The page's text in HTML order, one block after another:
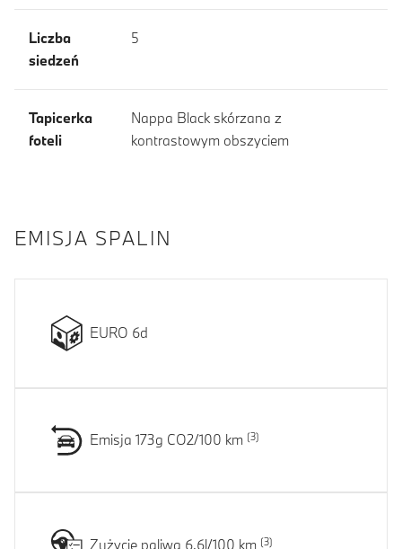
Liczba
siedzeń
5
Tapicerka
foteli
Nappa Black skórzana z
kontrastowym obszyciem
EMISJA SPALIN
EURO 6d
Emisja 173g CO2/100 km
Zużycie paliwa 6.6l/100 km